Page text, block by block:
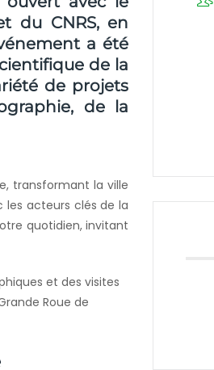
du CNRS, en
a été
de la
de projets
de la
transformant la ville
acteurs clés de la
quotidien, invitant
et des visites
Roue de